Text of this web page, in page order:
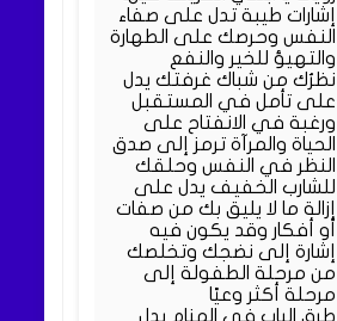
إشارات طيبة تدل على صفاء
النفس وحرصك على الطهارة
والتهيؤ للخير والنفع
نظرُك من شباك غرفتك يدل
على تأمل في المستقبل
ورغبة في الانفتاح على
الحياة والمرآة ترمز إلى صدق
النظر في النفس وحلقك
للشارب الخفيف يدل على
إزالة ما لا يليق بك من صفات
أو أفكار وقد يكون فيه
إشارة إلى نضجك وتخلصك
من مرحلة الطفولة إلى
مرحلة أكثر وعيًا
طرق الباب في المنام يدل